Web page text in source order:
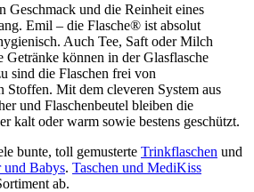
Geschmack und die Reinheit eines
Emil – die Flasche® ist absolut
Auch Tee, Saft oder Milch
Getränke können in der Glasflasche
sind die Flaschen frei von
Stoffen. Mit dem cleveren System aus
und Flaschenbeutel bleiben die
kalt oder warm sowie bestens geschützt.
bunte, toll gemusterte Trinkflaschen und
Babys. Taschen und MediKiss
ab.